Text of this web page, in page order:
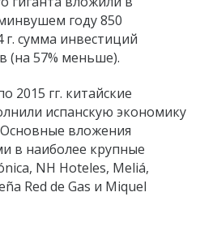
году 850
сумма инвестиций
(на 57% меньше).
2015 гг. китайские
испанскую экономику
вложения
в наиболее крупные
NH Hoteles, Meliá,
Red de Gas и Miquel